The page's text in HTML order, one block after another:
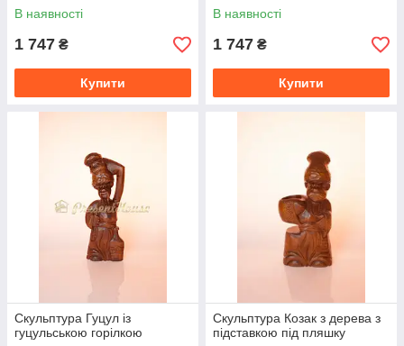
В наявності
1 747 ₴
Купити
В наявності
1 747 ₴
Купити
Скульптура Гуцул із
гуцульською горілкою
Скульптура Козак з дерева з
підставкою під пляшку